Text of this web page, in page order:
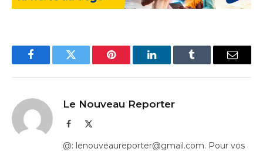
FacebookTwitter Pinterest LinkedInTumblr Email
Le Nouveau Reporter
Facebook
@: lenouveaureporter@gmail.com. Pour vos